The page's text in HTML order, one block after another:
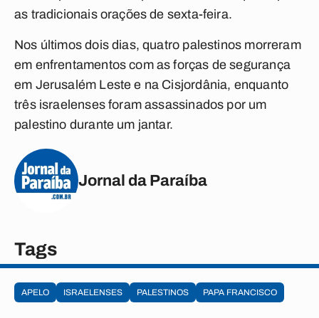
as tradicionais orações de sexta-feira.
Nos últimos dois dias, quatro palestinos morreram
em enfrentamentos com as forças de segurança
em Jerusalém Leste e na Cisjordânia, enquanto
três israelenses foram assassinados por um
palestino durante um jantar.
Jornal da Paraíba
Tags
APELO ISRAELENSES PALESTINOS PAPA FRANCISCO